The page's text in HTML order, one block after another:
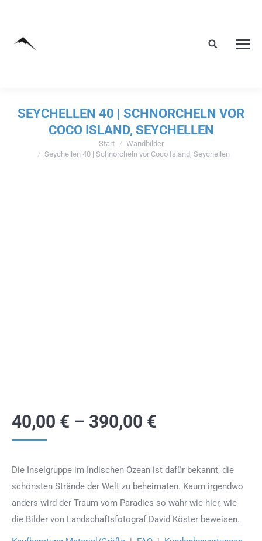
SEYCHELLEN 40 | SCHNORCHELN VOR
COCO ISLAND, SEYCHELLEN
Start
Wandbilder
Seychellen 40 | Schnorcheln vor Coco Island, Seychellen
40,00 € – 390,00 €
Die Inselgruppe im Indischen Ozean ist dafür bekannt, die
schönsten Strände der Welt zu beheimaten. Kaum irgendwo
anders wird der Traum vom Paradies so wahr wie hier, wie
die Bilder von Landschaftsfotograf David Köster beweisen.